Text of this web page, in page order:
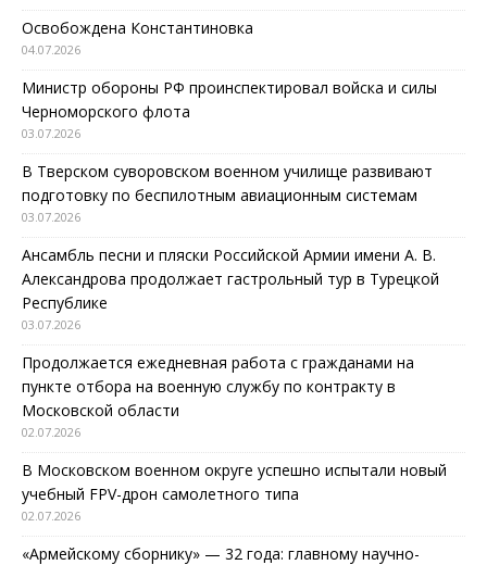
Освобождена Константиновка
04.07.2026
Министр обороны РФ проинспектировал войска и силы
Черноморского флота
03.07.2026
В Тверском суворовском военном училище развивают
подготовку по беспилотным авиационным системам
03.07.2026
Ансамбль песни и пляски Российской Армии имени А. В.
Александрова продолжает гастрольный тур в Турецкой
Республике
03.07.2026
Продолжается ежедневная работа с гражданами на
пункте отбора на военную службу по контракту в
Московской области
02.07.2026
В Московском военном округе успешно испытали новый
учебный FPV-дрон самолетного типа
02.07.2026
«Армейскому сборнику» — 32 года: главному научно-